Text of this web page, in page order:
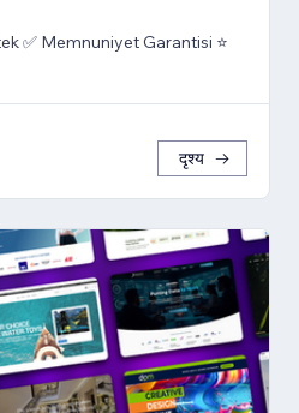
✅ Memnuniyet Garantisi ⭐
दृश्य